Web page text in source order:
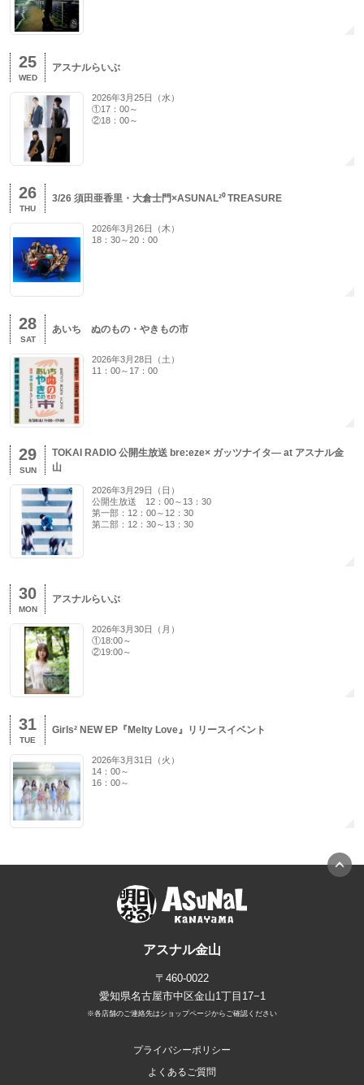
25
WED
アスナルらいぶ
2026年3月25日（水）
①17：00～
②18：00～
26
THU
3/26 須田亜香里・大倉士門×ASUNAL²⁰ TREASURE
2026年3月26日（木）
18：30～20：00
28
SAT
あいち ぬのもの・やきもの市
2026年3月28日（土）
11：00～17：00
29
SUN
TOKAI RADIO 公開生放送 bre:eze× ガッツナイタ― at アスナル金
山
2026年3月29日（日）
公開生放送 12：00～13：30
第一部：12：00～12：30
第二部：12：30～13：30
30
MON
アスナルらいぶ
2026年3月30日（月）
①18:00～
②19:00～
31
TUE
Girls² NEW EP『Melty Love』リリースイベント
2026年3月31日（火）
14：00～
16：00～
アスナル金山
〒460-0022
愛知県名古屋市中区金山1丁目17−1
※各店舗のご連絡先はショップページからご確認ください
プライバシーポリシー
よくあるご質問